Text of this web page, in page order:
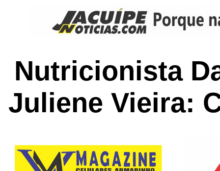
Nutricionista
Juliene Vieira: